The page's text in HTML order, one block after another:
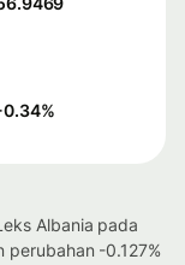
%
Albania pada
perubahan -0.127%